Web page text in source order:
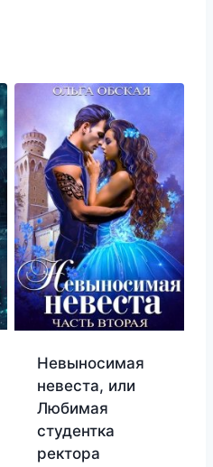
Невыносимая
невеста, или
Любимая
студентка
ректора